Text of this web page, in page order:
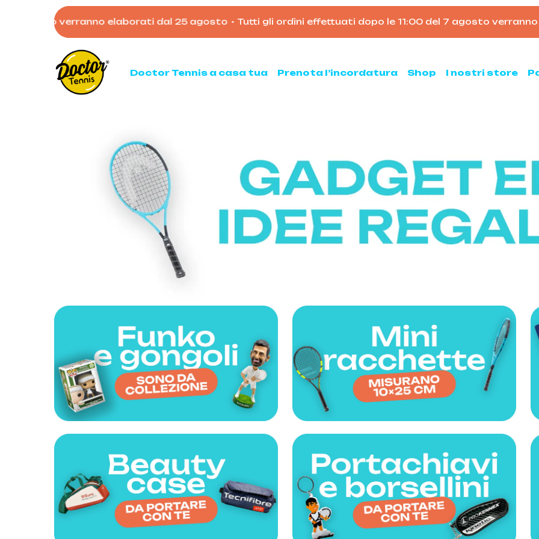
verranno elaborati dal 25 agosto • Tutti gli ordini effettuati dopo le 11:00 del 7 agosto verranno
Doctor Tennis a casa tua Prenota l’incordatura Shop
Acquista ora
Racchette da tennis
Racchette da tennis usate
Palline da tennis
Matasse ed armeggi
Accessori per il tennis
Borsoni e zaini
By Doctor Tennis
Gli accessori indispensabili
Racchette da padel
Palline da padel
Borsoni da padel
Accessori per il padel
Scarpe da padel
Gadget ed idee
I nostri store
Carrello